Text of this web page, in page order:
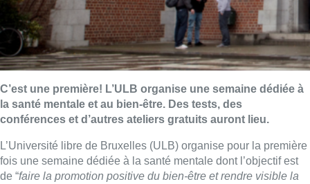
C’est une première! L’ULB organise une semaine dédiée à
la santé mentale et au bien-être. Des tests, des
conférences et d’autres ateliers gratuits auront lieu.
L’Université libre de Bruxelles (ULB) organise pour la première
fois une semaine dédiée à la santé mentale dont l’objectif est
de “faire la promotion positive du bien-être et rendre visible la